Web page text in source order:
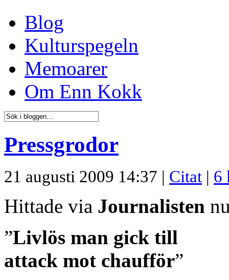
Blog
Kulturspegeln
Memoarer
Om Enn Kokk
Pressgrodor
21 augusti 2009 14:37 | Citat | 6
Hittade via Journalisten
”Livlös man gick till
attack mot chaufför”